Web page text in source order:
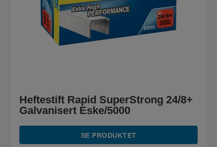
Heftestift Rapid SuperStrong 24/8+
Galvanisert Eske/5000
SE PRODUKTET